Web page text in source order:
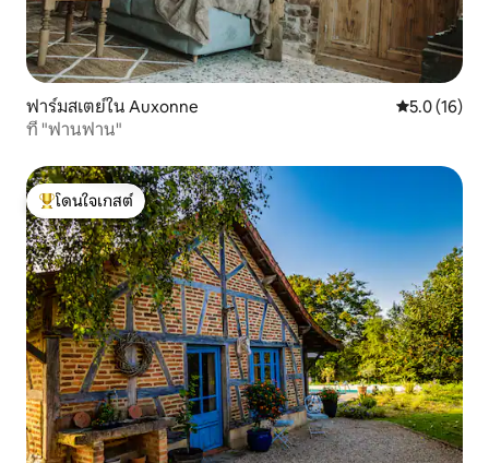
ฟาร์มสเตย์ใน Auxonne คะแนนเฉลี่ย
5.0 (16)
ที่ "ฟานฟาน"
โดนใจเกสต์ที่สุด
โดนใจเกสต์